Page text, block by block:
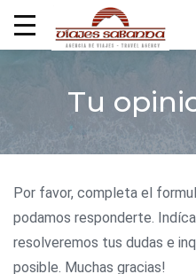
Tu
Por favor, completa el
podamos responderte.
resolveremos tus dudas e
posible. Muchas gracias!